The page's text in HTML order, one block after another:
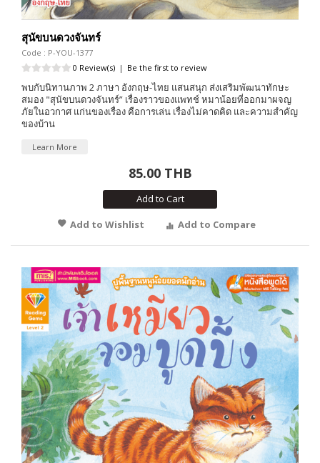
สุนัขบนดวงจันทร์
Code : P-YOU-1377
0 Review(s) | Be the first to review
พบกับนิทานภาพ 2 ภาษา อังกฤษ-ไทย แสนสนุก ส่งเสริมพัฒนาทักษะ
สมอง "สุนัขบนดวงจันทร์” เรื่องราวของแพทช์ หมาน้อยที่ออกมาผจญ
ภัยในอวกาศ แก่นของเรื่อง คือการเล่น เรื่องไม่คาดคิด และความสำคัญ
ของบ้าน
Learn More
85.00 THB
Add to Cart
Add to Wishlist
Add to Compare